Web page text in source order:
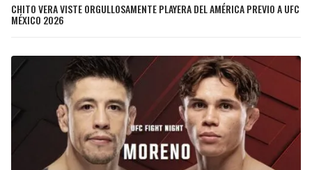
CHITO VERA VISTE ORGULLOSAMENTE PLAYERA DEL AMÉRICA PREVIO A UFC
MÉXICO 2026